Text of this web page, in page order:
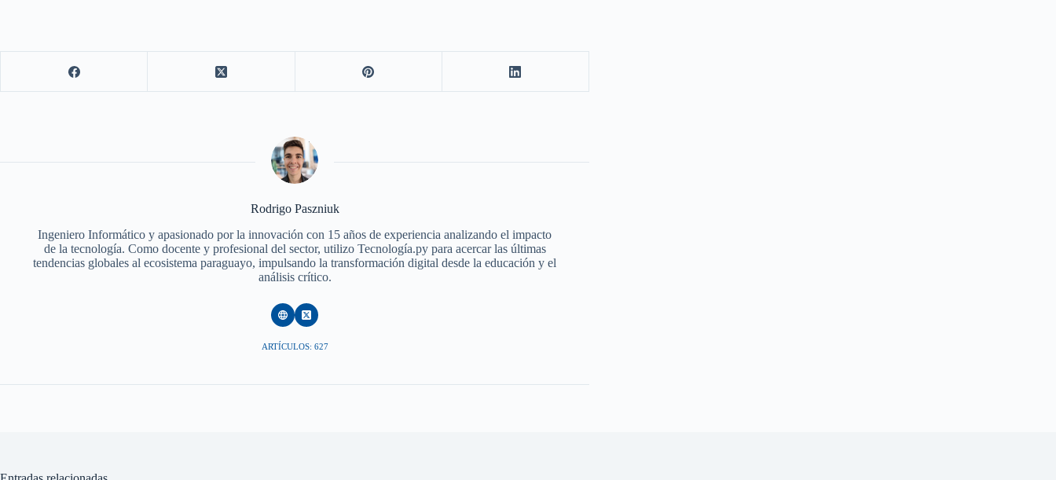
Rodrigo Paszniuk
Ingeniero Informático y apasionado por la innovación con 15 años de experiencia analizando el impacto
de la tecnología. Como docente y profesional del sector, utilizo Tecnología.py para acercar las últimas
tendencias globales al ecosistema paraguayo, impulsando la transformación digital desde la educación y el
análisis crítico.
ARTÍCULOS: 627